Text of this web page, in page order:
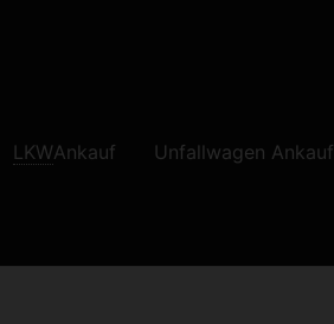
LKWAnkauf Unfallwagen Ankauf